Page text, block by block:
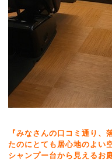
『みなさんの口コミ通り、
たのにとても居心地のよい
シャンプー台から見えるお